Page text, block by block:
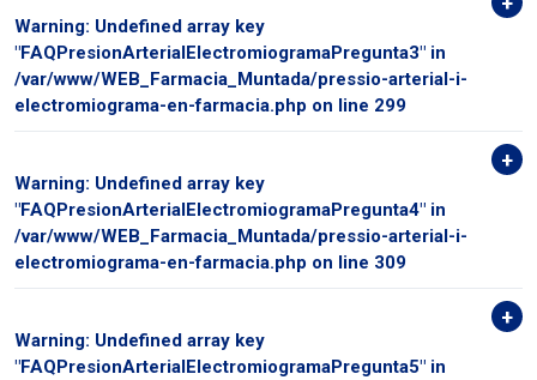
Warning: Undefined array key
"FAQPresionArterialElectromiogramaPregunta3" in
/var/www/WEB_Farmacia_Muntada/pressio-arterial-i-
electromiograma-en-farmacia.php on line 299
Warning: Undefined array key
"FAQPresionArterialElectromiogramaPregunta4" in
/var/www/WEB_Farmacia_Muntada/pressio-arterial-i-
electromiograma-en-farmacia.php on line 309
Warning: Undefined array key
"FAQPresionArterialElectromiogramaPregunta5" in